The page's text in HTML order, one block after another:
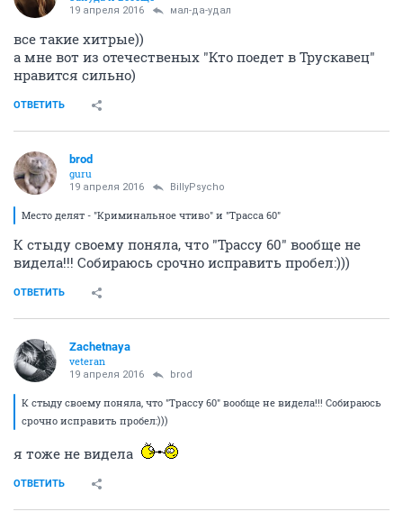
19 апреля 2016 мал-да-удал
все такие хитрые))
а мне вот из отечественых "Кто поедет в Трускавец"
нравится сильно)
ОТВЕТИТЬ
brod
guru
19 апреля 2016 BillyPsycho
Место делят - "Криминальное чтиво" и "Трасса 60"
К стыду своему поняла, что "Трассу 60" вообще не
видела!!! Собираюсь срочно исправить пробел:)))
ОТВЕТИТЬ
Zachetnaya
veteran
19 апреля 2016 brod
К стыду своему поняла, что "Трассу 60" вообще не видела!!! Собираюсь
срочно исправить пробел:)))
я тоже не видела
ОТВЕТИТЬ